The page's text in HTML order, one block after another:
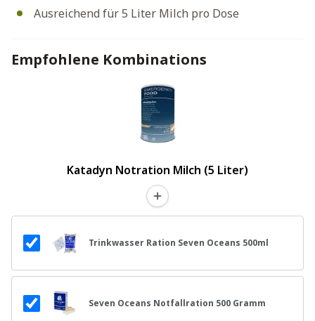
Ausreichend für 5 Liter Milch pro Dose
Empfohlene Kombinations
Katadyn Notration Milch (5 Liter)
Trinkwasser Ration Seven Oceans 500ml
Seven Oceans Notfallration 500 Gramm